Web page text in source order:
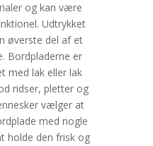
og kan være
Udtrykket
øverste del af et
Bordpladerne er
med lak eller lak
ridser, pletter og
vælger at
med nogle
holde den frisk og